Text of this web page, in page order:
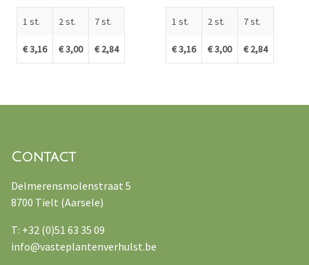
1 st.
€ 3,16
2 st.
€ 3,00
7 st.
€ 2,84
1 st.
€ 3,16
2 st.
€ 3,00
7 st.
€ 2,84
Contact
Delmerensmolenstraat 5
8700 Tielt (Aarsele)
T: +32 (0)51 63 35 09
info@vasteplantenverhulst.be